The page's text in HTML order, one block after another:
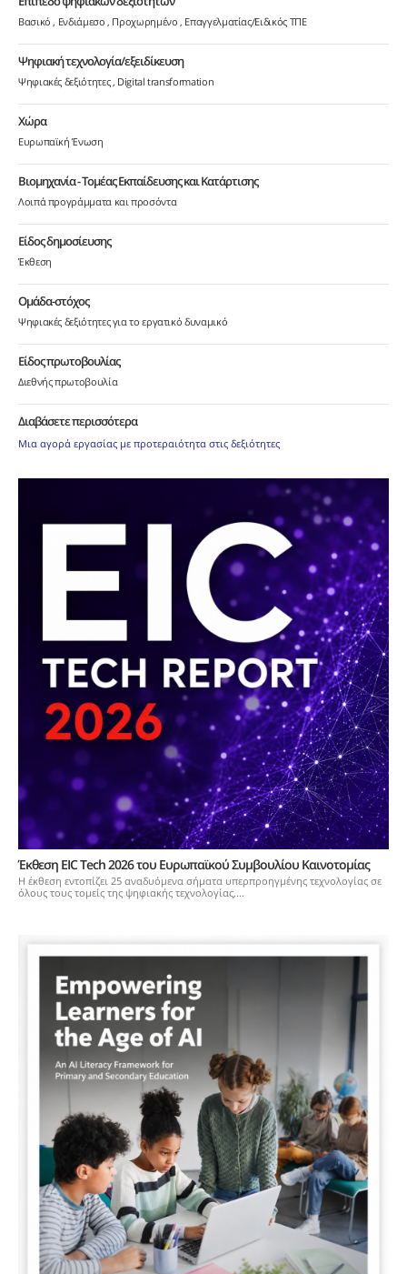
Βασικό Ενδιάμεσο Προχωρημένο Επαγγελματίας/Ειδικός ΤΠΕ
Ψηφιακή τεχνολογία/εξειδίκευση
Ψηφιακές δεξιότητες Digital transformation
Χώρα
Ευρωπαϊκή Ένωση
Βιομηχανία - Τομέας Εκπαίδευσης και Κατάρτισης
Λοιπά προγράμματα και προσόντα
Είδος δημοσίευσης
Έκθεση
Ομάδα-στόχος
Ψηφιακές δεξιότητες για το εργατικό δυναμικό
Είδος πρωτοβουλίας
Διεθνής πρωτοβουλία
Διαβάσετε περισσότερα
Μια αγορά εργασίας με προτεραιότητα στις δεξιότητες
Έκθεση EIC Tech 2026 του Ευρωπαϊκού Συμβουλίου Καινοτομίας
Η έκθεση εντοπίζει 25 αναδυόμενα σήματα υπερπροηγμένης τεχνολογίας σε
όλους τους τομείς της ψηφιακής τεχνολογίας,...